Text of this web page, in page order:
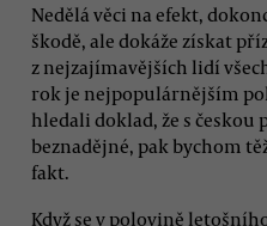
Nedělá věci na efekt,
škodě, ale dokáže získat
z nejzajímavějších lidí
rok je nejpopulárnějším
hledali doklad, že s
beznadějné, pak bychom
fakt.
Když se v polovině